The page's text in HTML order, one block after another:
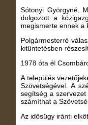
Sótonyi Györgyné,
dolgozott a
megismerte ennek a
Polgármesterré
kitüntetésben
1978 óta él
A település
Szövetségével. A
segítség a
számíthat a
Az idősügy iránti